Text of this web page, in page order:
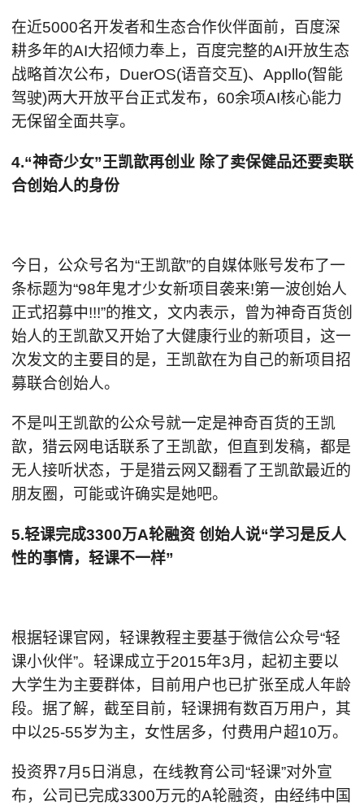
在近5000名开发者和生态合作伙伴面前，百度深
耕多年的AI大招倾力奉上，百度完整的AI开放生态
战略首次公布，DuerOS(语音交互)、Appllo(智能
驾驶)两大开放平台正式发布，60余项AI核心能力
无保留全面共享。
4.“神奇少女”王凯歆再创业 除了卖保健品还要卖联
合创始人的身份
今日，公众号名为“王凯歆”的自媒体账号发布了一
条标题为“98年鬼才少女新项目袭来!第一波创始人
正式招募中!!!”的推文，文内表示，曾为神奇百货创
始人的王凯歆又开始了大健康行业的新项目，这一
次发文的主要目的是，王凯歆在为自己的新项目招
募联合创始人。
不是叫王凯歆的公众号就一定是神奇百货的王凯
歆，猎云网电话联系了王凯歆，但直到发稿，都是
无人接听状态，于是猎云网又翻看了王凯歆最近的
朋友圈，可能或许确实是她吧。
5.轻课完成3300万A轮融资 创始人说“学习是反人
性的事情，轻课不一样”
根据轻课官网，轻课教程主要基于微信公众号“轻
课小伙伴”。轻课成立于2015年3月，起初主要以
大学生为主要群体，目前用户也已扩张至成人年龄
段。据了解，截至目前，轻课拥有数百万用户，其
中以25-55岁为主，女性居多，付费用户超10万。
投资界7月5日消息，在线教育公司“轻课”对外宣
布，公司已完成3300万元的A轮融资，由经纬中国